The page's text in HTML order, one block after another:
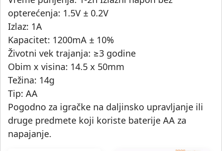
opterećenja: 1.5V ± 0.2V
Izlaz: 1A
Kapacitet: 1200mA ± 10%
Životni vek trajanja: ≥3 godine
Obim x visina: 14.5 x 50mm
Težina: 14g
Tip: AA
Pogodno za igračke na daljinsko upravljanje ili
druge predmete koji koriste baterije AA za
napajanje.